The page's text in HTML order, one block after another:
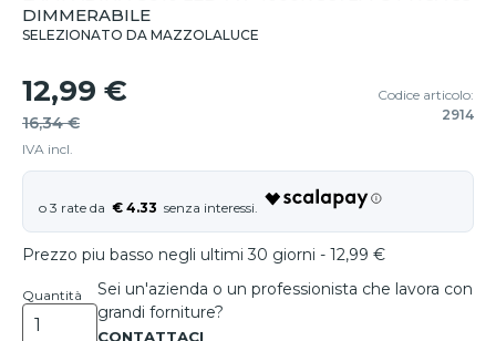
DIMMERABILE
SELEZIONATO DA MAZZOLALUCE
12,99 €
16,34 €
IVA incl.
Codice articolo:
2914
€ 4.33
Prezzo piu basso negli ultimi 30 giorni - 12,99 €
Quantità
Sei un'azienda o un professionista che lavora con
grandi forniture?